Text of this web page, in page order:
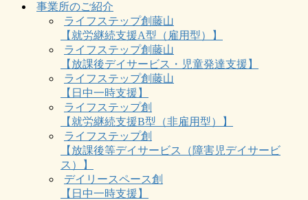
事業所のご紹介
ライフステップ創藤山
【就労継続支援A型（雇用型）】
ライフステップ創藤山
【放課後デイサービス・児童発達支援】
ライフステップ創藤山
【日中一時支援】
ライフステップ創
【就労継続支援B型（非雇用型）】
ライフステップ創
【放課後等デイサービス（障害児デイサービ
ス）】
デイリースペース創
【日中一時支援】